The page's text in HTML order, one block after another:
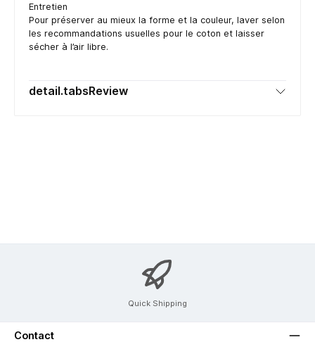
Entretien
Pour préserver au mieux la forme et la couleur, laver selon
les recommandations usuelles pour le coton et laisser
sécher à l’air libre.
detail.tabsReview
Quick Shipping
Contact